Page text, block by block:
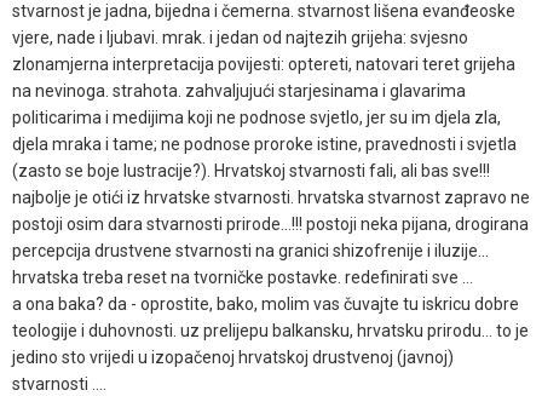
stvarnost je jadna, bijedna i čemerna. stvarnost lišena evanđeoske
vjere, nade i ljubavi. mrak. i jedan od najtezih grijeha: svjesno
zlonamjerna interpretacija povijesti: optereti, natovari teret grijeha
na nevinoga. strahota. zahvaljujući starjesinama i glavarima
politicarima i medijima koji ne podnose svjetlo, jer su im djela zla,
djela mraka i tame; ne podnose proroke istine, pravednosti i svjetla
(zasto se boje lustracije?). Hrvatskoj stvarnosti fali, ali bas sve!!!
najbolje je otići iz hrvatske stvarnosti. hrvatska stvarnost zapravo ne
postoji osim dara stvarnosti prirode...!!! postoji neka pijana, drogirana
percepcija drustvene stvarnosti na granici shizofrenije i iluzije...
hrvatska treba reset na tvorničke postavke. redefinirati sve ...
a ona baka? da - oprostite, bako, molim vas čuvajte tu iskricu dobre
teologije i duhovnosti. uz prelijepu balkansku, hrvatsku prirodu... to je
jedino sto vrijedi u izopačenoj hrvatskoj drustvenoj (javnoj)
stvarnosti ....